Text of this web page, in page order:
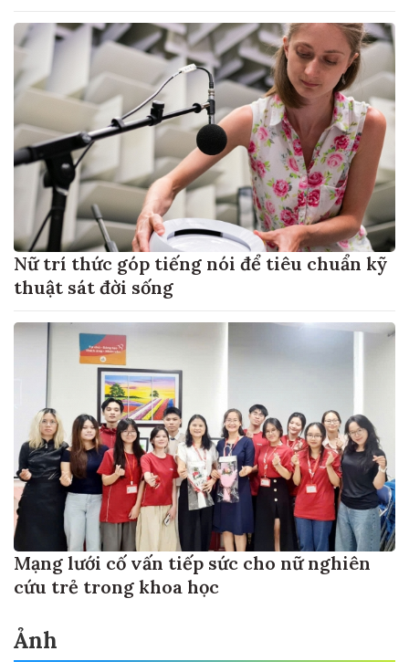
Nữ trí thức góp tiếng nói để tiêu chuẩn kỹ
thuật sát đời sống
Mạng lưới cố vấn tiếp sức cho nữ nghiên
cứu trẻ trong khoa học
Ảnh